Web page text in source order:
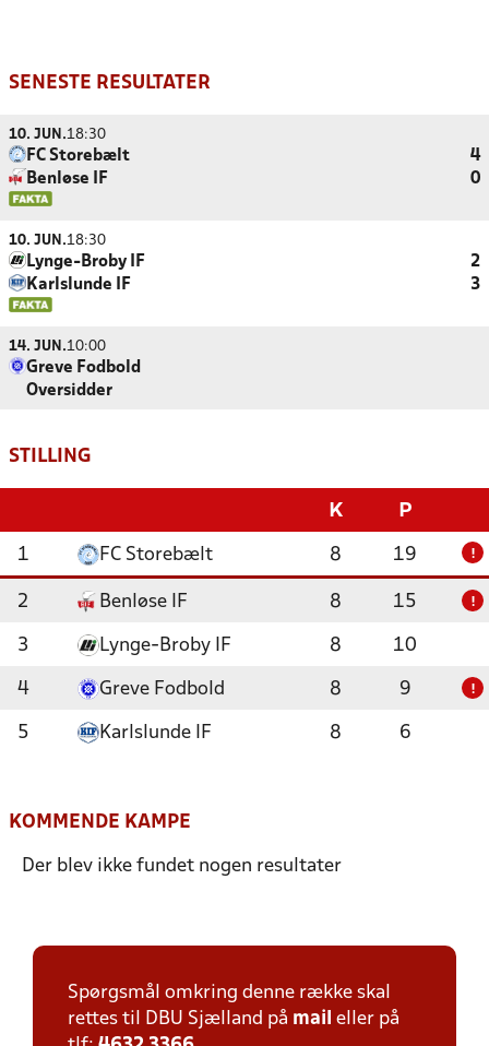
SENESTE RESULTATER
10. JUN.18:30
FC Storebælt
4
Benløse IF
0
10. JUN.18:30
Lynge-Broby IF
2
Karlslunde IF
3
14. JUN.10:00
Greve Fodbold
Oversidder
STILLING
K P
1 FC Storebælt 8 19 !
2 Benløse IF 8 15 !
3 Lynge-Broby IF 8 10
4 Greve Fodbold 8 9 !
5 Karlslunde IF 8 6
KOMMENDE KAMPE
Der blev ikke fundet nogen resultater
Spørgsmål omkring denne række skal
rettes til DBU Sjælland på mail eller på